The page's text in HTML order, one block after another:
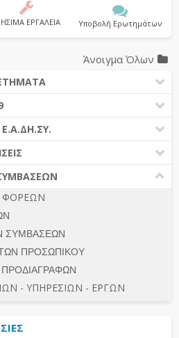
ΕΡΓΑΛΕΙΑ Υποβολή Ερωτημάτων
Άνοιγμα Όλων
(Ν. 4412/2016)
2006)
2010)
(ΣΥΝΟΛΟ)
COVID -19
ΣΥΜΜΕΤΟΧΗΣ
Α.Ε.Π.Π. - Ε.Α.ΔΗ.ΣΥ.
4412/2016
ΔΙΚΑΙΟΥΜΕΝΟΙ ΣΥΜΜΕΤΟΧΗΣ
ΣΥΜΜΕΤΟΧΗΣ
ΦΟΡΕΩΝ
ΣΥΜΒΑΣΕΩΝ
ΠΡΟΣΩΠΙΚΟΥ
ΠΡΟΔΙΑΓΡΑΦΩΝ
- ΥΠΗΡΕΣΙΩΝ - ΕΡΓΩΝ